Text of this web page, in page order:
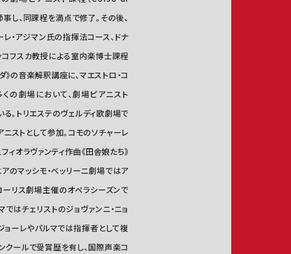
、同課程を満点で修了。その後、
レ・アジマン氏の指揮法コース、ドナ
コフスカ教授による室内楽博士課程
の音楽解釈講座に、マエストロ・コ
の劇場において、劇場ピアニスト
トリエステのヴェルディ歌劇場で
ストとして参加。コモのソチャーレ
ィオラヴァンティ作曲《田舎娘たち》
アのマッシモ・ベッリーニ劇場ではア
ーリス劇場主催のオペラシーズンで
チェリストのジョヴァンニ・ニョ
ョーレやパルマでは指揮者として複
クールで受賞歴を有し、国際声楽コ